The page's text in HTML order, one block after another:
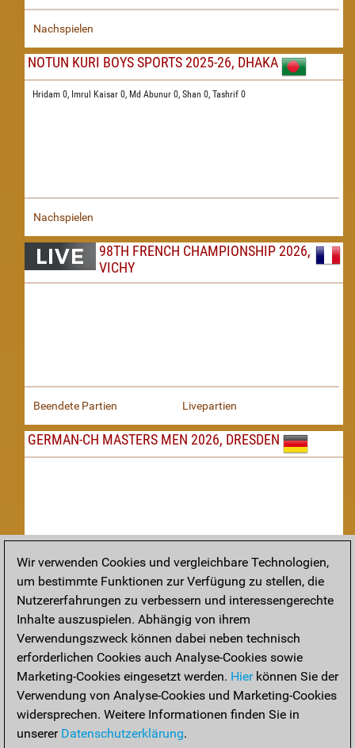
Nachspielen
NOTUN KURI BOYS SPORTS 2025-26, DHAKA
Hridam 0, Imrul Kaisar 0, Md Abunur 0, Shan 0, Tashrif 0
Nachspielen
98TH FRENCH CHAMPIONSHIP 2026,
VICHY
Beendete Partien Livepartien
GERMAN-CH MASTERS MEN 2026, DRESDEN
Nachspielen
TAKTIK
Taktikstellungen aus den heutigen Partien
THEORIE
Interessante Eröffnungstheorie aus aktuellen Partien
Wir verwenden Cookies und vergleichbare Technologien,
um bestimmte Funktionen zur Verfügung zu stellen, die
Nutzererfahrungen zu verbessern und interessengerechte
Inhalte auszuspielen. Abhängig von ihrem
Verwendungszweck können dabei neben technisch
erforderlichen Cookies auch Analyse-Cookies sowie
Marketing-Cookies eingesetzt werden. Hierkönnen Sie der
Verwendung von Analyse-Cookies und Marketing-Cookies
widersprechen. Weitere Informationen finden Sie in
unserer Datenschutzerklärung.